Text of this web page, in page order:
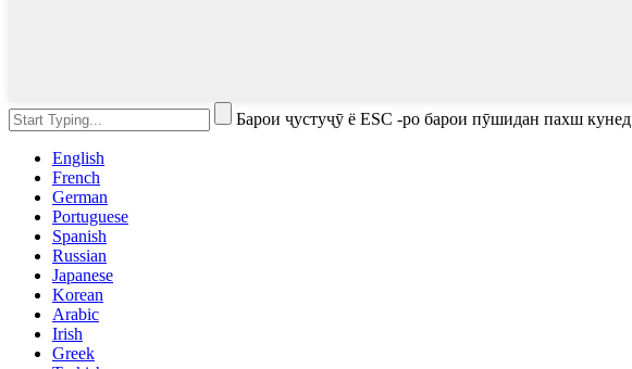
Барои ҷустуҷӯ ё ESC -ро барои пӯшидан пахш кунед
English
French
German
Portuguese
Spanish
Russian
Japanese
Korean
Arabic
Irish
Greek